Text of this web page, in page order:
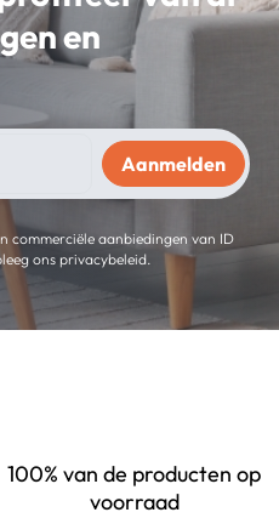
en
commerciële aanbiedingen van ID
ons privacybeleid.
100% van de producten op
voorraad